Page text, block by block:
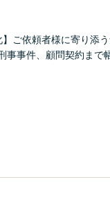
ご依頼者様に寄り添
事件、顧問契約まで